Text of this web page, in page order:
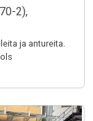
2),
ja antureita.